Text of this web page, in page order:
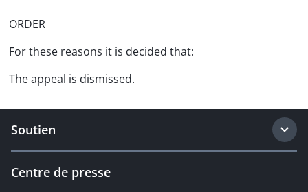
ORDER
For these reasons it is decided that:
The appeal is dismissed.
Soutien
Centre de presse